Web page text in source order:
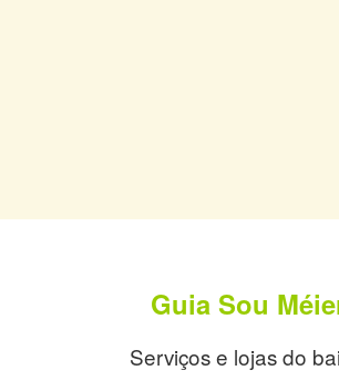
Guia Sou
Serviços e lojas do